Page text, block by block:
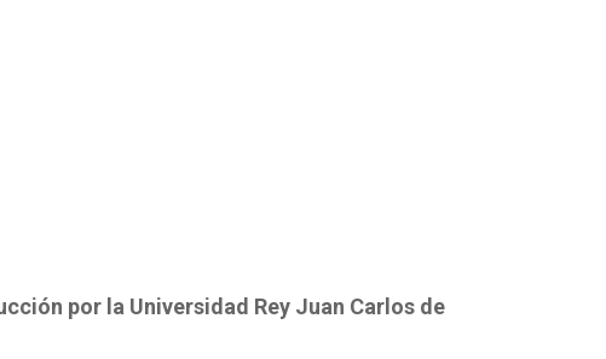
por la Universidad Rey Juan Carlos de